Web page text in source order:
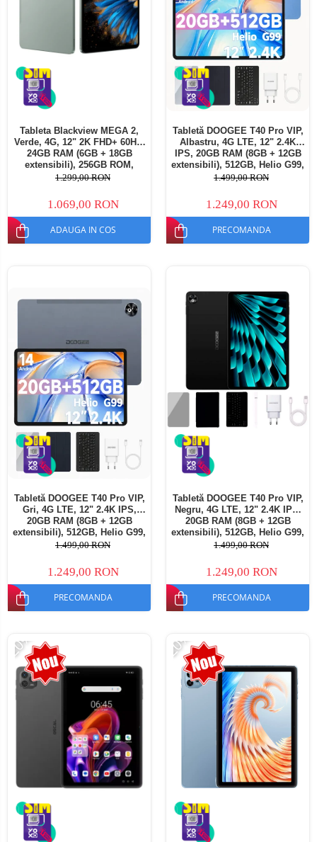
Tableta Blackview MEGA 2,
Verde, 4G, 12" 2K FHD+ 60Hz,
24GB RAM (6GB + 18GB
extensibili), 256GB ROM,
Android 15, Unisoc T615,
Stylus, Face Unlock, Dual SIM
1.299,00 RON
1.069,00 RON
ADAUGA IN COS
Tabletă DOOGEE T40 Pro VIP,
Albastru, 4G LTE, 12" 2.4K
IPS, 20GB RAM (8GB + 12GB
extensibili), 512GB, Helio G99,
10800mAh, 33W, Android 14,
1.499,00 RON
1.249,00 RON
PRECOMANDA
Tabletă DOOGEE T40 Pro VIP,
Gri, 4G LTE, 12" 2.4K IPS,
20GB RAM (8GB + 12GB
extensibili), 512GB, Helio G99,
10800mAh, 33W, Android 14,
1.499,00 RON
1.249,00 RON
PRECOMANDA
Tabletă DOOGEE T40 Pro VIP,
Negru, 4G LTE, 12" 2.4K IPS,
20GB RAM (8GB + 12GB
extensibili), 512GB, Helio G99,
10800mAh, 33W, Android 14,
1.499,00 RON
1.249,00 RON
PRECOMANDA
-20% -20%